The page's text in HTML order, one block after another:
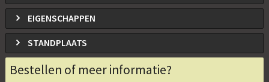
EIGENSCHAPPEN
STANDPLAATS
Bestellen of meer informatie?